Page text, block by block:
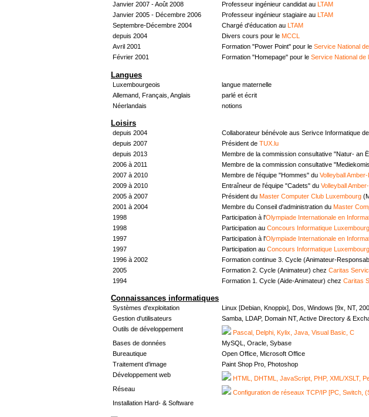
Janvier 2007 - Août 2008
Professeur ingénieur candidat au
LTAM
Janvier 2005 - Décembre 2006
Professeur ingénieur stagiaire au
LTAM
Septembre-Décembre 2004
Chargé d'éducation au
LTAM
depuis 2004
Divers cours pour le MCCL
Avril 2001
Formation "Power Point" pour le Service National
Février 2001
Formation "Homepage" pour le Service National de
Langues
Luxembourgeois
langue maternelle
Allemand, Français, Anglais
parlé et écrit
Néerlandais
notions
Loisirs
depuis 2004 Collaborateur bénévole aus Serivce Informatique de
depuis 2007
Président de TUX.lu
depuis 2013
Membre de la commission consultative "Natur- an
2006 à 2011
Membre de la commission consultative
2007 à 2010
Membre de l'équipe "Hommes" du Volleyball
2009 à 2010
Entraîneur de l'équipe "Cadets" du Volleyball
2005 à 2007
Président du Master Computer Club Luxembourg
2001 à 2004
Membre du Conseil d'administration du Master
1998
Participation à l'Olympiade Internationale en
1998
Participation au Concours Informatique
1997
Participation à l'Olympiade Internationale en
1997
Participation au Concours Informatique
1996 à 2002
Formation continue 3. Cycle (Animateur-
2005
Formation 2. Cycle (Animateur) chez Caritas
1994
Formation 1. Cycle (Aide-Animateur) chez Caritas
Connaissances informatiques
Systèmes d'exploitation
Linux [Debian, Knoppix], Dos, Windows [9x, NT,
Gestion d'utilisateurs
Samba, LDAP, Domain NT, Active Directory &
Outils de développement
Pascal, Delphi, Kylix, Java, Visual Basic, C
Bases de données
MySQL, Oracle, Sybase
Bureautique
Open Office, Microsoft Office
Traitement d'image
Paint Shop Pro, Photoshop
Développement web
HTML, DHTML, JavaScript, PHP, XML/XSLT,
Réseau
Configuration de réseaux TCP/IP [PC, Switch,
Installation Hard- & Software